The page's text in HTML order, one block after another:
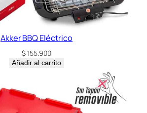
Akker BBQ Eléctrico
$155.900
Añadir al carrito